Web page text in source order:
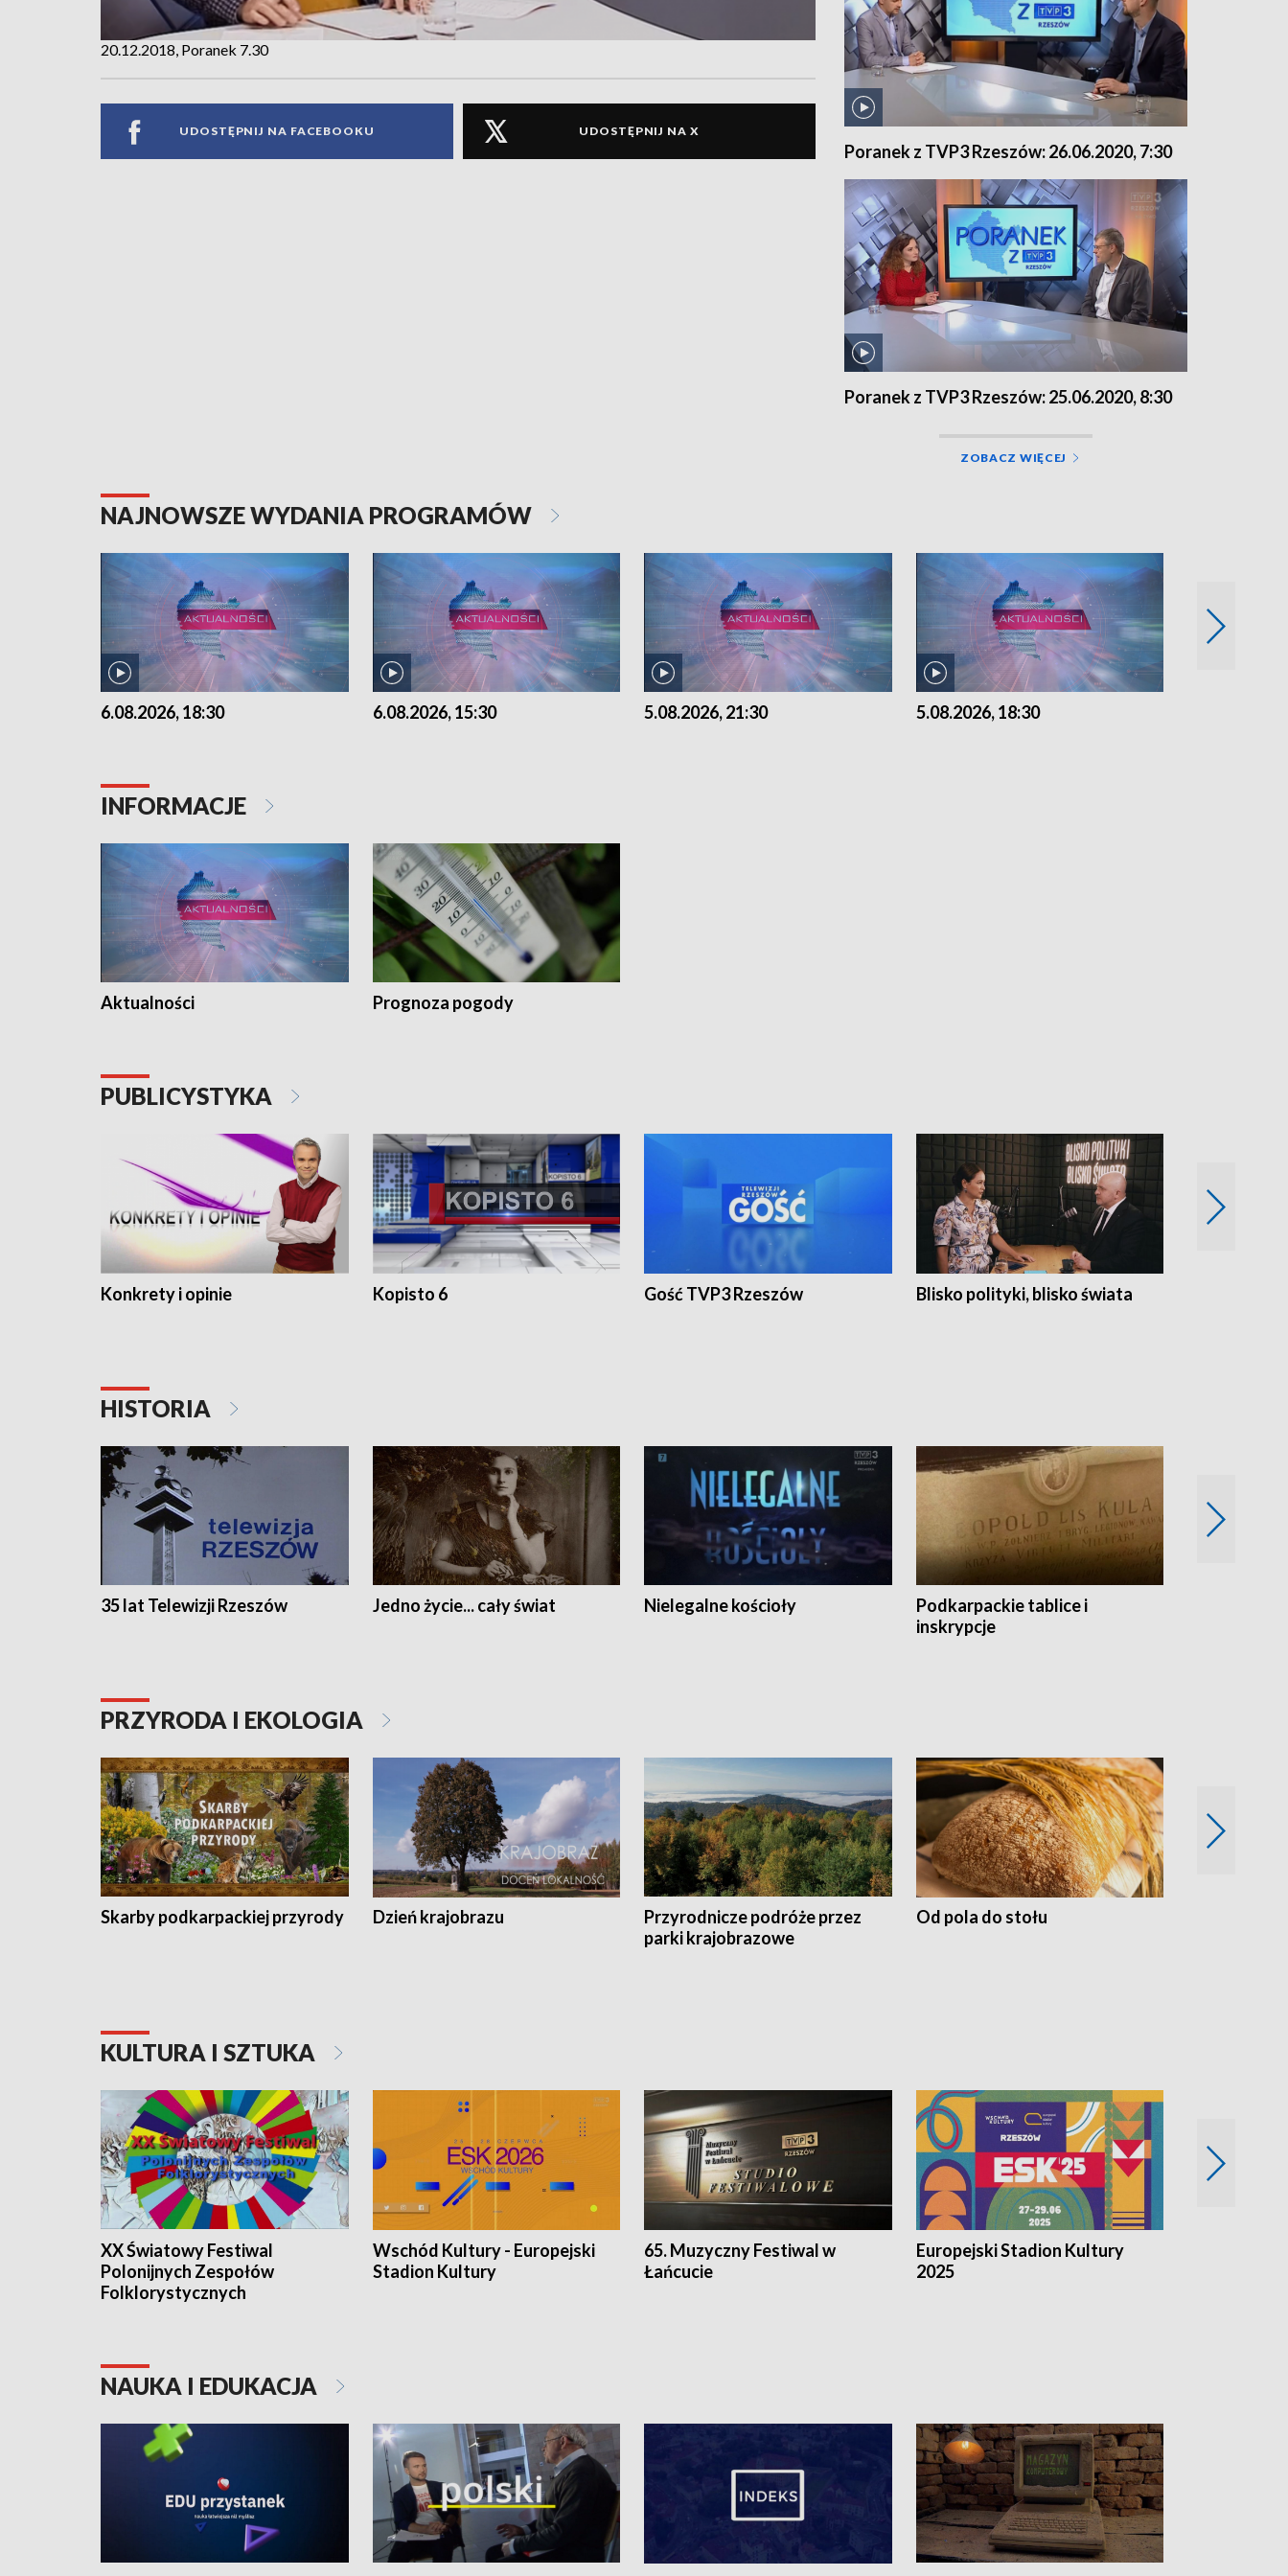
20.12.2018, Poranek 7.30
UDOSTĘPNIJ NA FACEBOOKU UDOSTĘPNIJ NA X
Poranek z TVP3 Rzeszów: 26.06.2020, 7:30
Poranek z TVP3 Rzeszów: 25.06.2020, 8:30
ZOBACZ WIĘCEJ
NAJNOWSZE WYDANIA PROGRAMÓW
6.08.2026, 18:30 6.08.2026, 15:30 5.08.2026, 21:30 5.08.2026, 18:30
INFORMACJE
Aktualności Prognoza pogody
PUBLICYSTYKA
Konkrety i opinie Kopisto 6 Gość TVP3 Rzeszów Blisko polityki, blisko świata
HISTORIA
35 lat Telewizji Rzeszów Jedno życie... cały świat Nielegalne kościoły
Podkarpackie tablice i
inskrypcje
PRZYRODA I EKOLOGIA
Skarby podkarpackiej przyrody Dzień krajobrazu
Przyrodnicze podróże przez
parki krajobrazowe
Od pola do stołu
KULTURA I SZTUKA
XX Światowy Festiwal
Polonijnych Zespołów
Folklorystycznych
Wschód Kultury - Europejski
Stadion Kultury
65. Muzyczny Festiwal w
Łańcucie
Europejski Stadion Kultury
2025
NAUKA I EDUKACJA